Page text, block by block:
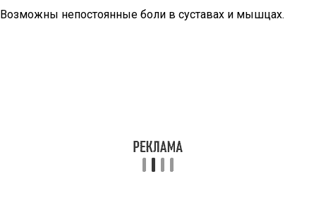
Возможны непостоянные боли в суставах и мышцах.